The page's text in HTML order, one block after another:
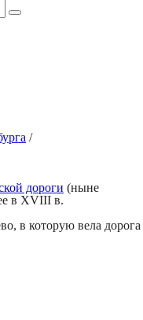
а /
дороги (ныне
в XVIII в.
в которую вела дорога